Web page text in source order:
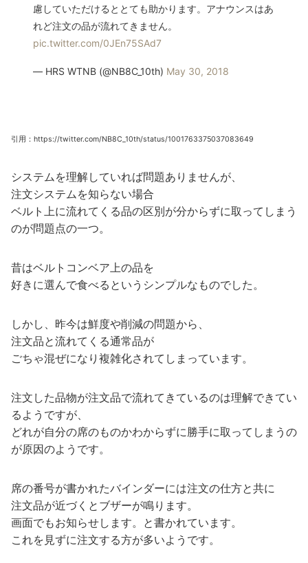
慮していただけるととても助かります。アナウンスはあ
れど注文の品が流れてきません。
pic.twitter.com/0JEn75SAd7
— HRS WTNB (@NB8C_10th) May 30, 2018
引用：https://twitter.com/NB8C_10th/status/1001763375037083649
システムを理解していれば問題ありませんが、
注文システムを知らない場合
ベルト上に流れてくる品の区別が分からずに取ってしまう
のが問題点の一つ。
昔はベルトコンベア上の品を
好きに選んで食べるというシンプルなものでした。
しかし、昨今は鮮度や削減の問題から、
注文品と流れてくる通常品が
ごちゃ混ぜになり複雑化されてしまっています。
注文した品物が注文品で流れてきているのは理解できてい
るようですが、
どれが自分の席のものかわからずに勝手に取ってしまうの
が原因のようです。
席の番号が書かれたバインダーには注文の仕方と共に
注文品が近づくとブザーが鳴ります。
画面でもお知らせします。と書かれています。
これを見ずに注文する方が多いようです。